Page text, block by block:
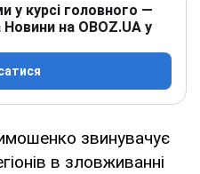
у курсі головного —
Новини на OBOZ.UA у
звинувачує
в зловживанні